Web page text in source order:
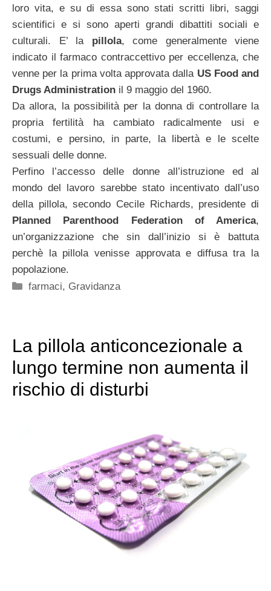
loro vita, e su di essa sono stati scritti libri, saggi
scientifici e si sono aperti grandi dibattiti sociali e
culturali. E’ la pillola, come generalmente viene
indicato il farmaco contraccettivo per eccellenza, che
venne per la prima volta approvata dalla US Food and
Drugs Administration il 9 maggio del 1960.
Da allora, la possibilità per la donna di controllare la
propria fertilità ha cambiato radicalmente usi e
costumi, e persino, in parte, la libertà e le scelte
sessuali delle donne.
Perfino l’accesso delle donne all’istruzione ed al
mondo del lavoro sarebbe stato incentivato dall’uso
della pillola, secondo Cecile Richards, presidente di
Planned Parenthood Federation of America,
un’organizzazione che sin dall’inizio si è battuta
perchè la pillola venisse approvata e diffusa tra la
popolazione.
Categorie
farmaci, Gravidanza
La pillola anticoncezionale a
lungo termine non aumenta il
rischio di disturbi